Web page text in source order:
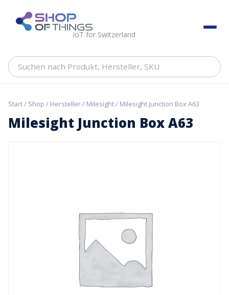
content ShopOfThings
IoT for Switzerland
Suchen
Hersteller,
Start/ Shop / Hersteller/ Milesight/ Milesight Junction Box A63
Milesight Junction Box A63